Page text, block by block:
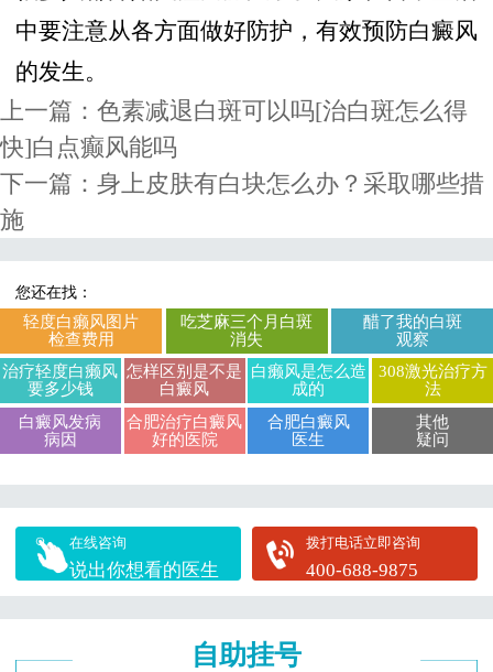
中要注意从各方面做好防护，有效预防白癜风
的发生。
上一篇： 色素减退白斑可以吗[治白斑怎么得
快]白点癫风能吗
下一篇： 身上皮肤有白块怎么办？采取哪些措
施
您还在找：
轻度白癞风图片
检查费用
吃芝麻三个月白斑
消失
醋了我的白斑
观察
治疗轻度白癞风
要多少钱
怎样区别是不是
白癜风
白癞风是怎么造
成的
308激光治疗方
法
白癜风发病
病因
合肥治疗白癜风
好的医院
合肥白癜风
医生
其他
疑问
在线咨询
说出你想看的医生
拨打电话立即咨询
400-688-9875
自助挂号